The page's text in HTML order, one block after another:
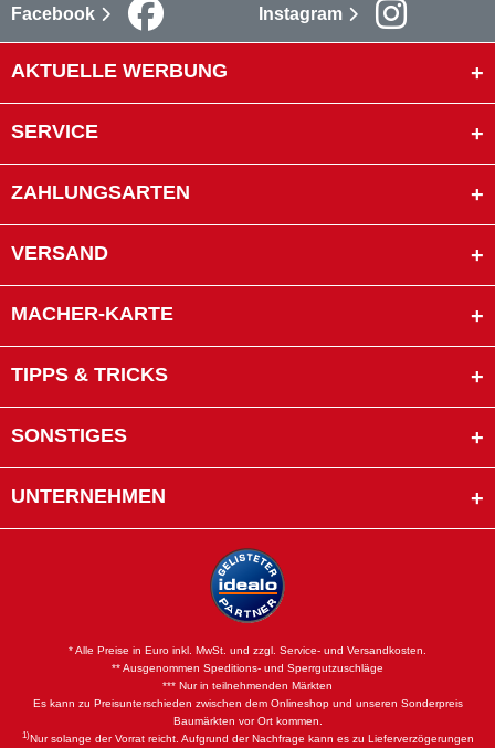
Facebook Instagram
AKTUELLE WERBUNG
SERVICE
ZAHLUNGSARTEN
VERSAND
MACHER-KARTE
TIPPS & TRICKS
SONSTIGES
UNTERNEHMEN
* Alle Preise in Euro inkl. MwSt. und zzgl. Service- und Versandkosten.
** Ausgenommen Speditions- und Sperrgutzuschläge
*** Nur in teilnehmenden Märkten
Es kann zu Preisunterschieden zwischen dem Onlineshop und unseren Sonderpreis
Baumärkten vor Ort kommen.
1)Nur solange der Vorrat reicht. Aufgrund der Nachfrage kann es zu Lieferverzögerungen